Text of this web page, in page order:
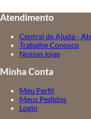
Atendimento
Central de Ajuda -
Trabalhe Conosco
Nossas lojas
Minha Conta
Meu Perfil
Meus Pedidos
Login